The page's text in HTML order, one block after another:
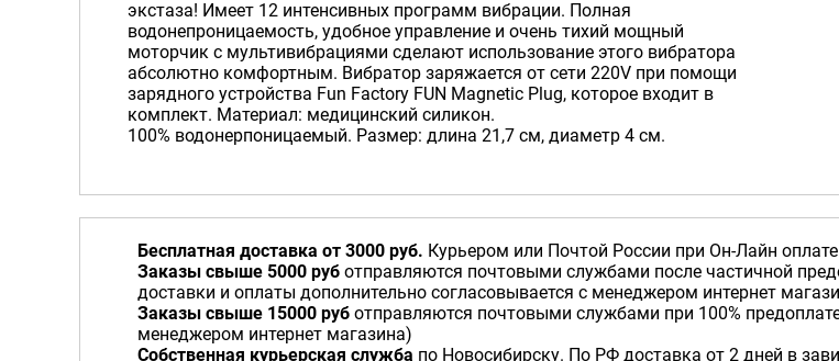
экстаза! Имеет 12 интенсивных программ вибрации. Полная
водонепроницаемость, удобное управление и очень тихий мощный
моторчик с мультивибрациями сделают использование этого вибратора
абсолютно комфортным. Вибратор заряжается от сети 220V при помощи
зарядного устройства Fun Factory FUN Magnetic Plug, которое входит в
комплект. Материал: медицинский силикон.
100% водонерпоницаемый. Размер: длина 21,7 см, диаметр 4 см.
Бесплатная доставка от 3000 руб. Курьером или Почтой России при Он-Лайн
Заказы свыше 5000 руб отправляются почтовыми службами после частичной
доставки и оплаты дополнительно согласовывается с менеджером интернет
Заказы свыше 15000 руб отправляются почтовыми службами при 100%
менеджером интернет магазина)
Собственная курьерская служба по Новосибирску. По РФ доставка от 2 дней в